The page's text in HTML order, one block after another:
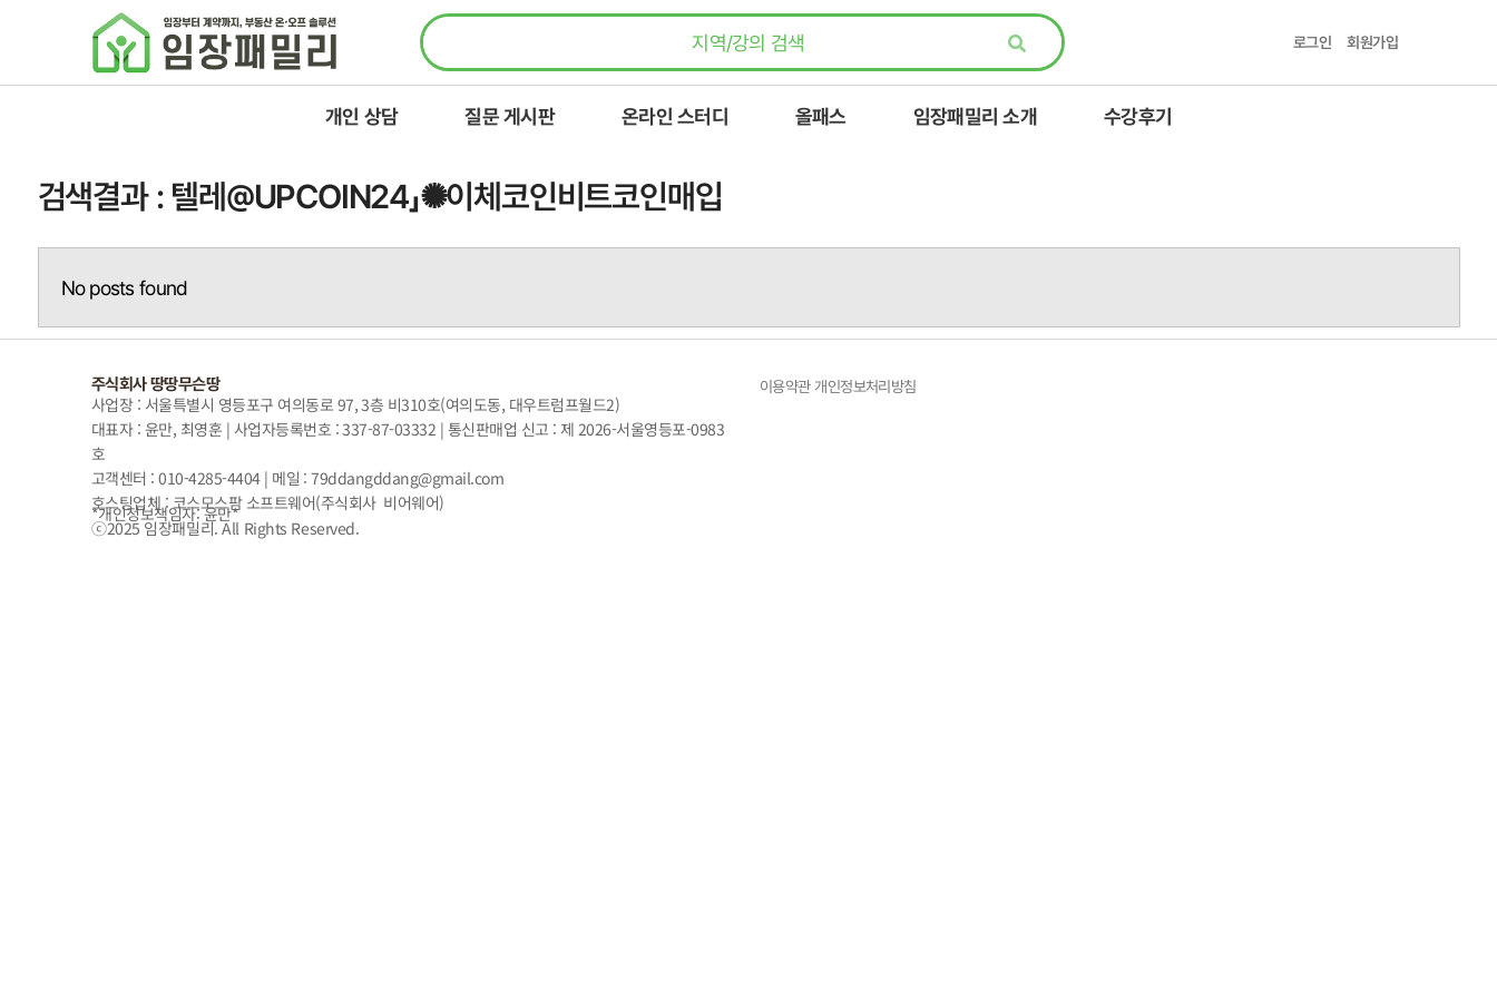
로그인 회원가입
개인 상담 질문 게시판 온라인 스터디 올패스 임장패밀리 소개 수강후기
검색결과 : 텔레@UPCOIN24」✺이체코인비트코인매입
No posts found
주식회사 땅땅무슨땅
사업장 : 서울특별시 영등포구 여의동로 97, 3층 비310호(여의도동, 대우트럼프월드2)
대표자 : 윤만, 최영훈 | 사업자등록번호 : 337-87-03332 | 통신판매업 신고 : 제 2026-서울영등포-0983
호
고객센터 : 010-4285-4404 | 메일 : 79ddangddang@gmail.com
호스팅업체 : 코스모스팜 소프트웨어(주식회사 비어웨어)
*개인정보책임자: 윤만*
ⓒ2025 임장패밀리. All Rights Reserved.
이용약관개인정보처리방침